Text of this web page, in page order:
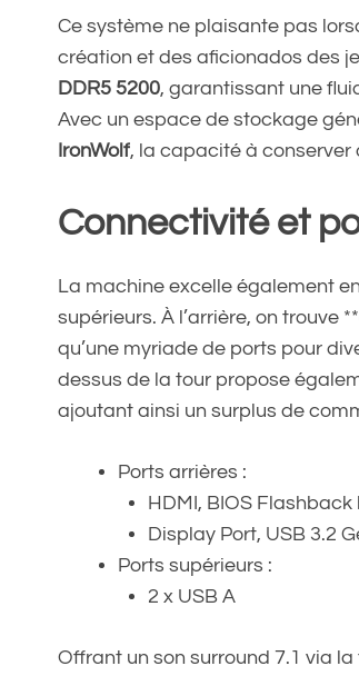
Ce système ne plaisante pas
création et des aficionados des
DDR5 5200, garantissant une
Avec un espace de stockage
IronWolf, la capacité à conserver
Connectivité et
La machine excelle également
supérieurs. À l’arrière, on trouve
qu’une myriade de ports pour
dessus de la tour propose
ajoutant ainsi un surplus de
Ports arrières :
HDMI, BIOS Flashback
Display Port, USB 3.2
Ports supérieurs :
2 x USB A
Offrant un son surround 7.1 via